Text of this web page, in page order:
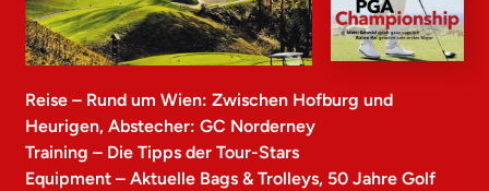
Reise – Rund um Wien: Zwischen Hofburg und
Heurigen, Abstecher: GC Norderney
Training – Die Tipps der Tour-Stars
Equipment – Aktuelle Bags & Trolleys, 50 Jahre Golf